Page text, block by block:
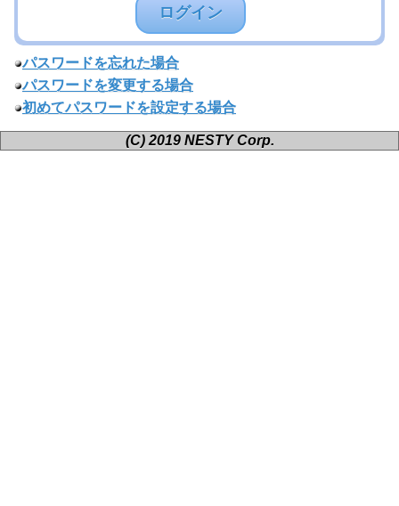
ログイン
パスワードを忘れた場合
パスワードを変更する場合
初めてパスワードを設定する場合
(C) 2019 NESTY Corp.